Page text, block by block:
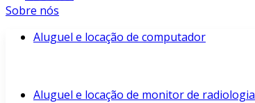
Sobre nós
Aluguel e locação de computador
Aluguel e locação de monitor de radiologia